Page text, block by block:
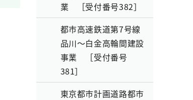
業 ［受付番号382］
都市高速鉄道第7号線
品川～白金高輪間建設
事業 ［受付番号
381］
東京都市計画道路都市